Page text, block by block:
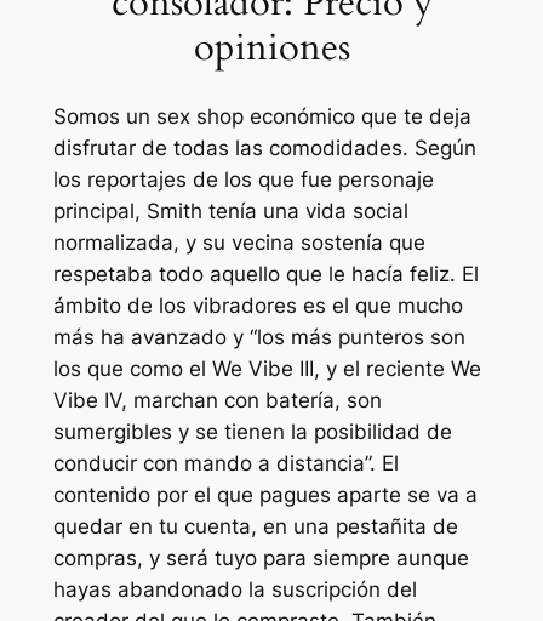
opiniones
Somos un sex shop económico que te deja
disfrutar de todas las comodidades. Según
los reportajes de los que fue personaje
principal, Smith tenía una vida social
normalizada, y su vecina sostenía que
respetaba todo aquello que le hacía feliz. El
ámbito de los vibradores es el que mucho
más ha avanzado y “los más punteros son
los que como el We Vibe III, y el reciente We
Vibe IV, marchan con batería, son
sumergibles y se tienen la posibilidad de
conducir con mando a distancia”. El
contenido por el que pagues aparte se va a
quedar en tu cuenta, en una pestañita de
compras, y será tuyo para siempre aunque
hayas abandonado la suscripción del